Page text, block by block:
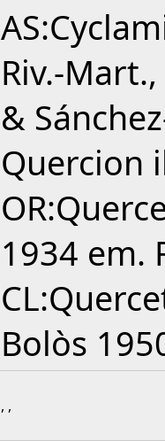
Riv.-
&
Quercion
1934 em.
Bolòs
, ,